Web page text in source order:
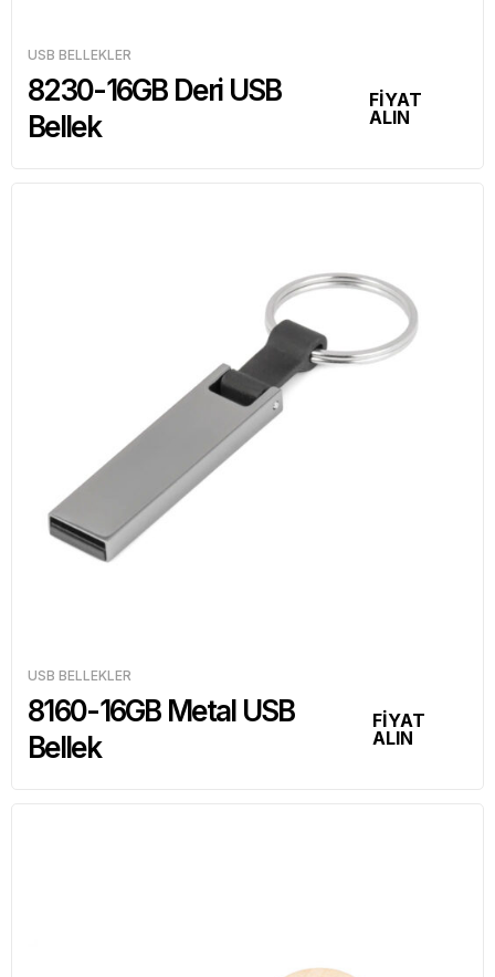
USB BELLEKLER
8230-16GB Deri USB
Bellek
FİYAT
ALIN
USB BELLEKLER
8160-16GB Metal USB
Bellek
FİYAT
ALIN